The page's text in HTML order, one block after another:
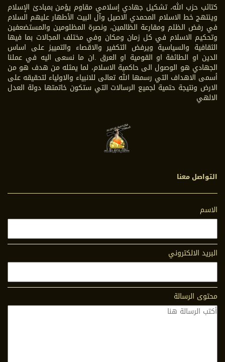
كتائب حزب الله، تشكيل جهادي إسلامي مقاوم يؤمن بمبادئ الإسلام
وينتهج خط الاسلام المحمدي الاصيل وآل البيت الأطهار عليهم السلام
في رفض الظلم ومقارعة الظالمين، ونصرة المظلومين والمستضعفين
وتحكيم الاسلام في كل زمان ومكان وفي مختلف المجالات بما فيها
الثقافية والسياسية ويرفض التكفير والاقصاء والتمييز على اساس
الدين او الطائفة او القومية او العرق .ان ما نسعى اليه في عملنا
الجهادي هو الوصول الى حاكمية الاسلام، لما يمثله من هدف هو من
أسمى الاهداف التي رسمها الله تعالى للانبياء والاولياء لتحقيقه على
الارض ونتيجة حتمية لجميع الرسالات التي ستكون خاتمتها دولة العدل
الالهي
التواصل معنا
الاسم
البريد الالكتروني
محتوى الرسالة